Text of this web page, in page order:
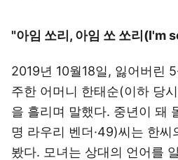
"아임 쏘리, 아임 쏘 쏘리(I'm
2019년 10월18일, 잃어버린
주한 어머니 한태순(이하 당
을 흘리며 말했다. 중년이 돼
명 라우리 벤더·49)씨는 한
봤다. 모녀는 상대의 언어를